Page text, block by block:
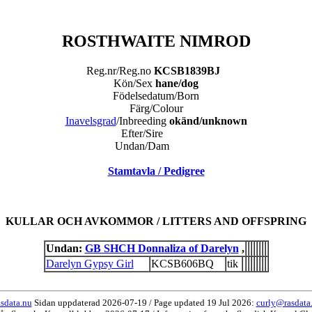
ROSTHWAITE NIMROD
Reg.nr/Reg.no KCSB1839BJ
Kön/Sex hane/dog
Födelsedatum/Born
Färg/Colour
Inavelsgrad/Inbreeding okänd/unknown
Efter/Sire
Undan/Dam
Stamtavla / Pedigree
KULLAR OCH AVKOMMOR / LITTERS AND OFFSPRING
Undan: GB SHCH Donnaliza of Darelyn ,
Darelyn Gypsy Girl
KCSB606BQ tik
Sidan uppdaterad 2026-07-19 / Page updated 19 Jul 2026: